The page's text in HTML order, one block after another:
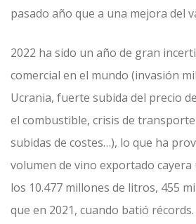
pasado año que a una mejora del
2022 ha sido un año de gran
comercial en el mundo (invasión
Ucrania, fuerte subida del precio
el combustible, crisis de
subidas de costes…), lo que ha
volumen de vino exportado cayera
los 10.477 millones de litros, 455
que en 2021, cuando batió